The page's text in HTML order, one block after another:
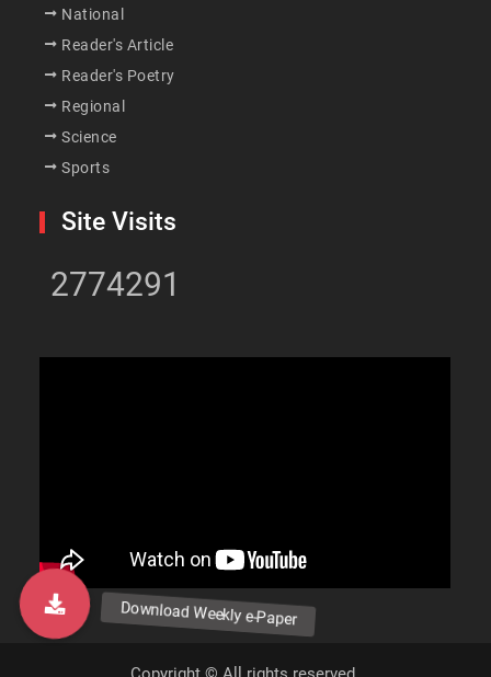
National
Reader's Article
Reader's Poetry
Regional
Science
Sports
Site Visits
2774291